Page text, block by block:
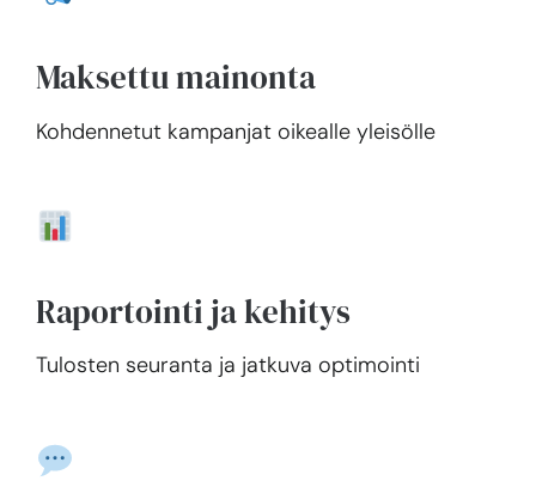
Maksettu mainonta
Kohdennetut kampanjat oikealle yleisölle
Raportointi ja kehitys
Tulosten seuranta ja jatkuva optimointi